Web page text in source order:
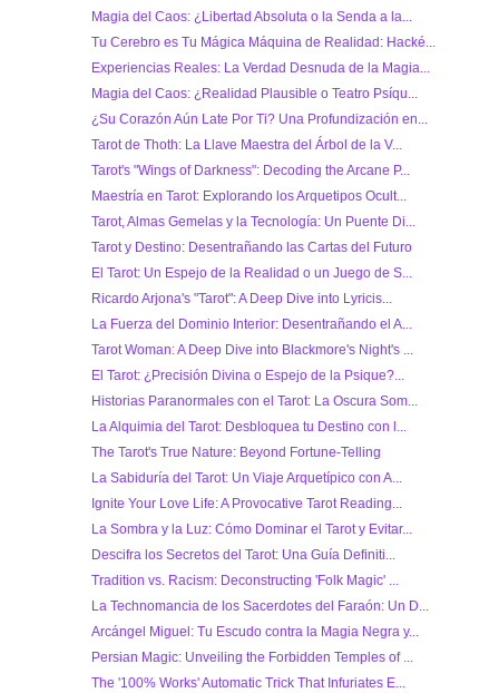
Magia del Caos: ¿Libertad Absoluta o la Senda a la...
Tu Cerebro es Tu Mágica Máquina de Realidad: Hacké...
Experiencias Reales: La Verdad Desnuda de la Magia...
Magia del Caos: ¿Realidad Plausible o Teatro Psíqu...
¿Su Corazón Aún Late Por Ti? Una Profundización en...
Tarot de Thoth: La Llave Maestra del Árbol de la V...
Tarot's "Wings of Darkness": Decoding the Arcane P...
Maestría en Tarot: Explorando los Arquetipos Ocult...
Tarot, Almas Gemelas y la Tecnología: Un Puente Di...
Tarot y Destino: Desentrañando las Cartas del Futuro
El Tarot: Un Espejo de la Realidad o un Juego de S...
Ricardo Arjona's "Tarot": A Deep Dive into Lyricis...
La Fuerza del Dominio Interior: Desentrañando el A...
Tarot Woman: A Deep Dive into Blackmore's Night's ...
El Tarot: ¿Precisión Divina o Espejo de la Psique?...
Historias Paranormales con el Tarot: La Oscura Som...
La Alquimia del Tarot: Desbloquea tu Destino con l...
The Tarot's True Nature: Beyond Fortune-Telling
La Sabiduría del Tarot: Un Viaje Arquetípico con A...
Ignite Your Love Life: A Provocative Tarot Reading...
La Sombra y la Luz: Cómo Dominar el Tarot y Evitar...
Descifra los Secretos del Tarot: Una Guía Definiti...
Tradition vs. Racism: Deconstructing 'Folk Magic' ...
La Technomancia de los Sacerdotes del Faraón: Un D...
Arcángel Miguel: Tu Escudo contra la Magia Negra y...
Persian Magic: Unveiling the Forbidden Temples of ...
The '100% Works' Automatic Trick That Infuriates E...